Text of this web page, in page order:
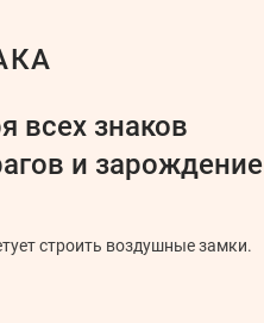
всех знаков
и зарождение
строить воздушные замки.